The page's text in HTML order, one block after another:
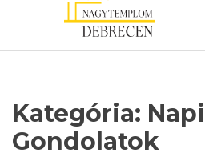
Kategória: Napi
Gondolatok